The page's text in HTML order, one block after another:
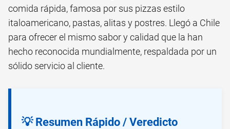
comida rápida, famosa por sus pizzas estilo
italoamericano, pastas, alitas y postres. Llegó a Chile
para ofrecer el mismo sabor y calidad que la han
hecho reconocida mundialmente, respaldada por un
sólido servicio al cliente.
💡 Resumen Rápido / Veredicto